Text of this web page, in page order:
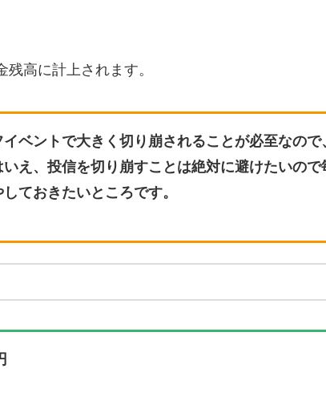
高に計上されます。
ベントで大きく切り崩されることが必至なので
え、投信を切り崩すことは絶対に避けたいの
ておきたいところです。